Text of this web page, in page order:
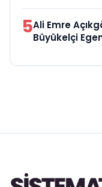
5Ali Emre
Büyükelçi